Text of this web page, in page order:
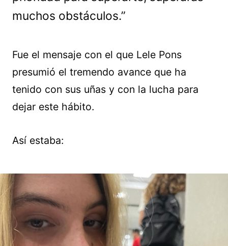
muchos obstáculos.”
Fue el mensaje con el que Lele Pons
presumió el tremendo avance que ha
tenido con sus uñas y con la lucha para
dejar este hábito.
Así estaba: